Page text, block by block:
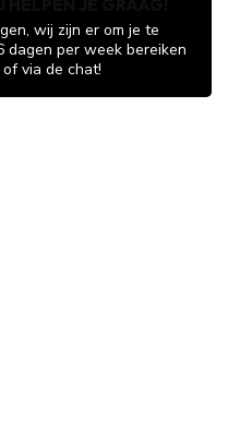
wij zijn er om je te
dagen per week bereiken
via de chat!